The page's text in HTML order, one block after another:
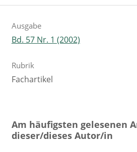
Ausgabe
Bd. 57 Nr. 1 (2002)
Rubrik
Fachartikel
Am häufigsten gelesenen
dieser/dieses Autor/in